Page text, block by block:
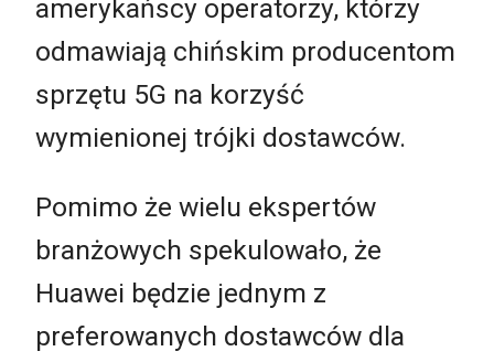
amerykańscy operatorzy, którzy
odmawiają chińskim producentom
sprzętu 5G na korzyść
wymienionej trójki dostawców.
Pomimo że wielu ekspertów
branżowych spekulowało, że
Huawei będzie jednym z
preferowanych dostawców dla